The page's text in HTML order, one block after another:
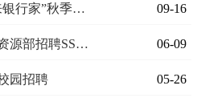
中国民生银行2021届“未来银行家”秋季校园招聘 09-16
民生银行信用卡中心人力资源部招聘SSC员工关系管理岗实习生 06-09
园招聘 05-26